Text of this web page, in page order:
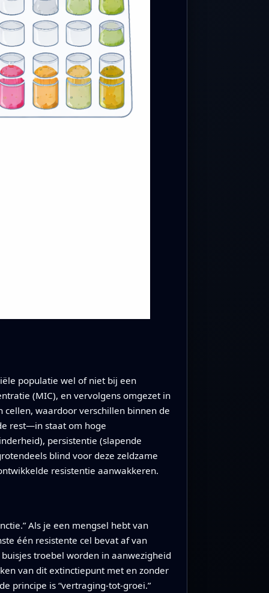
populatie wel of niet bij een
(MIC), en vervolgens omgezet in
cellen, waardoor verschillen binnen de
rest—in staat om hoge
persistentie (slapende
blind voor deze zeldzame
resistentie aanwakkeren.
Als je een mengsel hebt van
één resistente cel bevat af van
troebel worden in aanwezigheid
van dit extinctiepunt met en zonder
principe is “vertraging‑tot‑groei.”